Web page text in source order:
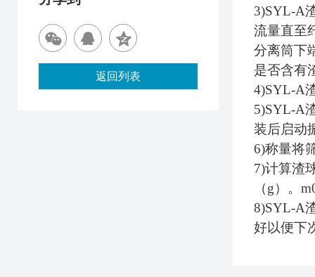
3)SYL-A
流量直至
分离筒下
是否含有
4)SYL-A
5)SYL-A
装后启动
6)称量将
7)计算渣
（g）。
8)SYL-A
好以便下
返回列表